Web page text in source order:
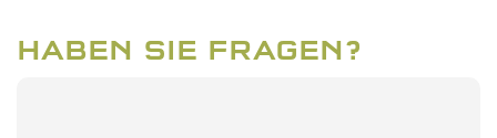
HABEN SIE FRAGEN?
Plattformen anzeigen zu können, werden von diesen